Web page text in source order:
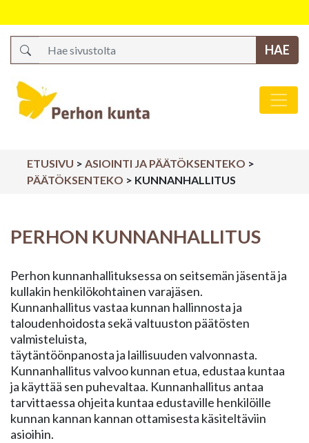
Päävalikko
ETUSIVU > ASIOINTI JA PÄÄTÖKSENTEKO >
PÄÄTÖKSENTEKO > KUNNANHALLITUS
PERHON KUNNANHALLITUS
Perhon kunnanhallituksessa on seitsemän jäsentä ja
kullakin henkilökohtainen varajäsen.
Kunnanhallitus vastaa kunnan hallinnosta ja
taloudenhoidosta sekä valtuuston päätösten
valmisteluista,
täytäntöönpanosta ja laillisuuden valvonnasta.
Kunnanhallitus valvoo kunnan etua, edustaa kuntaa
ja käyttää sen puhevaltaa. Kunnanhallitus antaa
tarvittaessa ohjeita kuntaa edustaville henkilöille
kunnan kannan kannan ottamisesta käsiteltäviin
asioihin.